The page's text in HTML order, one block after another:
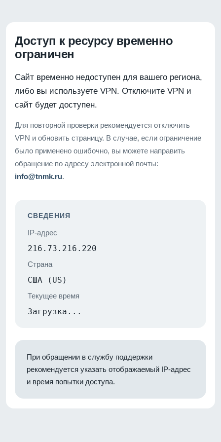
Доступ к ресурсу временно
ограничен
Сайт временно недоступен для вашего региона,
либо вы используете VPN. Отключите VPN и
сайт будет доступен.
Для повторной проверки рекомендуется отключить
VPN и обновить страницу. В случае, если ограничение
было применено ошибочно, вы можете направить
обращение по адресу электронной почты:
info@tnmk.ru.
СВЕДЕНИЯ
IP-адрес
216.73.216.220
Страна
США (US)
Текущее время
Загрузка...
При обращении в службу поддержки
рекомендуется указать отображаемый IP-адрес
и время попытки доступа.